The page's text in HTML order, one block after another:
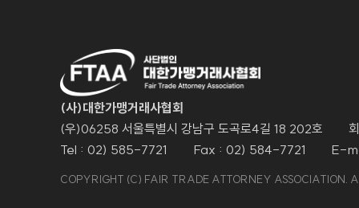
(사)대한가맹거래사협회
(우)06258 서울특별시 강남구 도곡로4길 18 202호
Tel : 02) 585-7721
Fax : 02) 584-7721 E-
COPYRIGHT (C) FAIR TRADE ATTORNEY ASSOCIATION.